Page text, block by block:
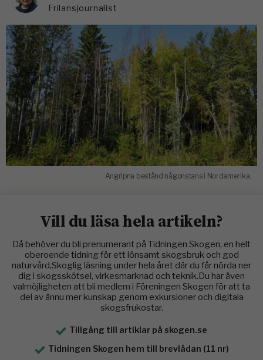
Frilansjournalist
Angripna bestånd någonstans i Nordamerika.
Vill du läsa hela artikeln?
Då behöver du bli prenumerant på Tidningen Skogen, en helt
oberoende tidning för ett lönsamt skogsbruk och god
naturvård.Skoglig läsning under hela året där du får nörda ner
dig i skogsskötsel, virkesmarknad och teknik.Du har även
valmöjligheten att bli medlem i Föreningen Skogen för att ta
del av ännu mer kunskap genom exkursioner och digitala
skogsfrukostar.
Tillgång till artiklar på skogen.se
Tidningen Skogen hem till brevlådan (11 nr)